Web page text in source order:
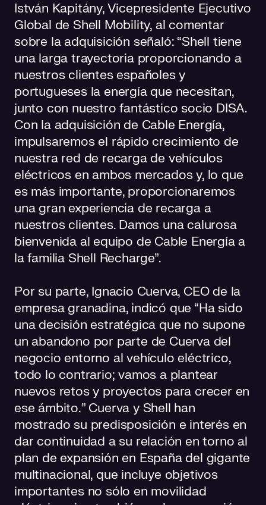
István Kapitány, Vicepresidente Ejecutivo
Global de Shell Mobility, al comentar
sobre la adquisición señaló: “Shell tiene
una larga trayectoria proporcionando a
nuestros clientes españoles y
portugueses la energía que necesitan,
junto con nuestro fantástico socio DISA.
Con la adquisición de Cable Energía,
impulsaremos el rápido crecimiento de
nuestra red de recarga de vehículos
eléctricos en ambos mercados y, lo que
es más importante, proporcionaremos
una gran experiencia de recarga a
nuestros clientes. Damos una calurosa
bienvenida al equipo de Cable Energía a
la familia Shell Recharge”.
Por su parte, Ignacio Cuerva, CEO de la
empresa granadina, indicó que “Ha sido
una decisión estratégica que no supone
un abandono por parte de Cuerva del
negocio entorno al vehículo eléctrico,
todo lo contrario; vamos a plantear
nuevos retos y proyectos para crecer en
ese ámbito.” Cuerva y Shell han
mostrado su predisposición e interés en
dar continuidad a su relación en torno al
plan de expansión en España del gigante
multinacional, que incluye objetivos
importantes no sólo en movilidad